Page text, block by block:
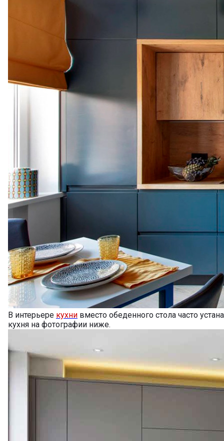
В интерьере кухни вместо обеденного стола часто
кухня на фотографии ниже.